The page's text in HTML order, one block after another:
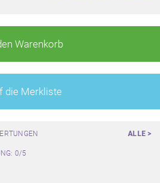
Warenkorb
die Merkliste
ALLE >
0/5